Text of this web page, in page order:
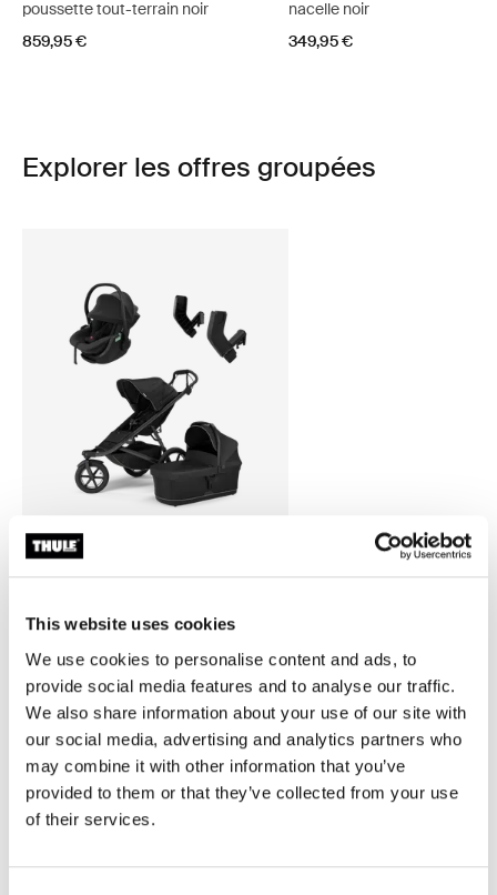
This website uses cookies
We use cookies to personalise content and ads, to
provide social media features and to analyse our traffic.
We also share information about your use of our site with
our social media, advertising and analytics partners who
may combine it with other information that you’ve
provided to them or that they’ve collected from your use
of their services.
poussette tout-terrain noir
859,95 €
nacelle noir
349,95 €
Explorer les offres groupées
Thule Urban Glide 3 + pack nouveau-né Thule Maple Tinted Taupe
Thule Urban Glide 3 + pack nouveau-né Thule Maple Ardoise
Thule Urban Glide 3 + pack nouveau-né Thule Maple Noir
Thule Urban Glide 3 + pack nouveau-né Thule Maple
Thule Urban Glide 3 + pack nouveau-
né Thule Maple
Thule Urban Glide 3 stroller in black +
Thule bassinet in black + Thule Maple
infant car seat in black + Thule Urban
Glide 3 car seat adapter for Maxi-
Cosi®
1 554,80 €